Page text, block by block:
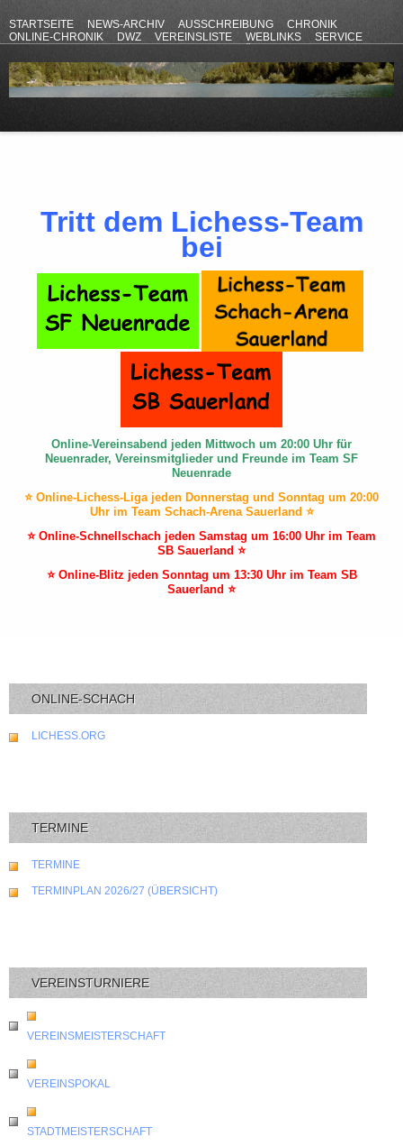
STARTSEITE NEWS-ARCHIV AUSSCHREIBUNG
CHRONIK
ONLINE-CHRONIK
DWZ VEREINSLISTE WEBLINKS
SERVICE
Tritt dem Lichess-Team
bei
Online-Vereinsabend jeden Mittwoch um 20:00 Uhr für
Neuenrader, Vereinsmitglieder und Freunde im Team SF
Neuenrade
⭐ Online-Lichess-Liga jeden Donnerstag und Sonntag um 20:00
Uhr im Team Schach-Arena Sauerland ⭐
⭐ Online-Schnellschach jeden Samstag um 16:00 Uhr im Team
SB Sauerland ⭐
⭐ Online-Blitz jeden Sonntag um 13:30 Uhr im Team SB
Sauerland ⭐
ONLINE-SCHACH
LICHESS.ORG
TERMINE
TERMINE
TERMINPLAN 2026/27 (ÜBERSICHT)
VEREINSTURNIERE
VEREINSMEISTERSCHAFT
VEREINSPOKAL
STADTMEISTERSCHAFT